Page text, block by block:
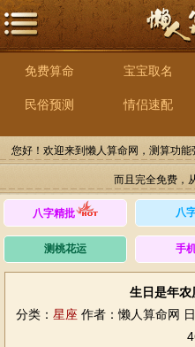
免费算命 宝宝取名
民俗预测 情侣速配
您好！欢迎来到懒人算命网，测算功
而且完全免费，
八字精批 八
测桃花运 手
生日是年农
分类： 星座 作者：懒人算命网